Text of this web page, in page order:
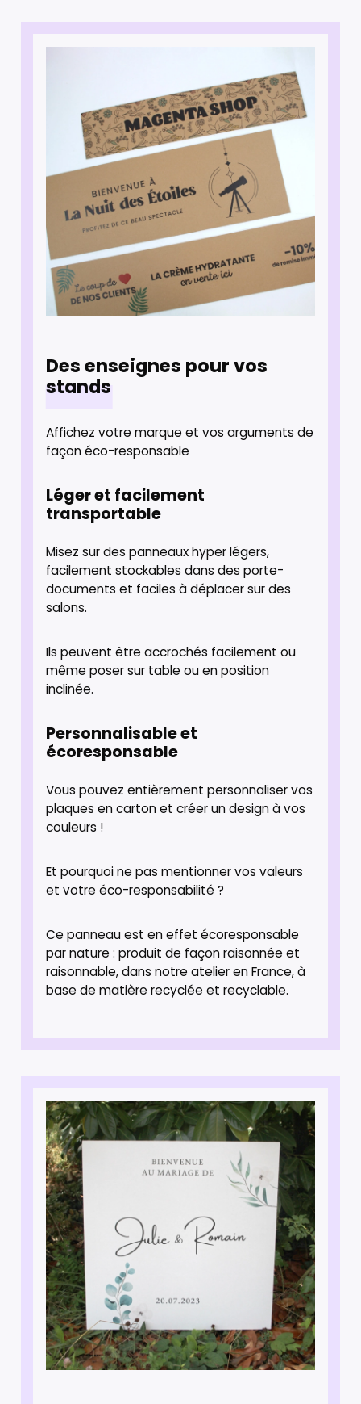
Des enseignes pour vos
stands
Affichez votre marque et vos arguments de
façon éco-responsable
Léger et facilement
transportable
Misez sur des panneaux hyper légers,
facilement stockables dans des porte-
documents et faciles à déplacer sur des
salons.
Ils peuvent être accrochés facilement ou
même poser sur table ou en position
inclinée.
Personnalisable et
écoresponsable
Vous pouvez entièrement personnaliser vos
plaques en carton et créer un design à vos
couleurs !
Et pourquoi ne pas mentionner vos valeurs
et votre éco-responsabilité ?
Ce panneau est en effet écoresponsable
par nature : produit de façon raisonnée et
raisonnable, dans notre atelier en France, à
base de matière recyclée et recyclable.